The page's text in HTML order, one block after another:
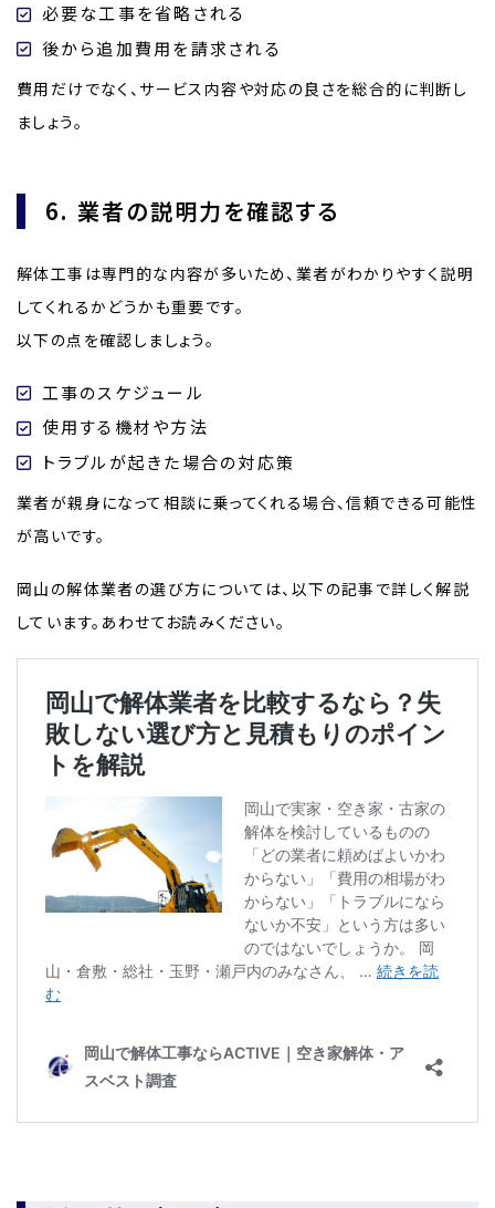
必要な工事を省略される
後から追加費用を請求される
費用だけでなく、サービス内容や対応の良さを総合的に判断し
ましょう。
6. 業者の説明力を確認する
解体工事は専門的な内容が多いため、業者がわかりやすく説明
してくれるかどうかも重要です。
以下の点を確認しましょう。
工事のスケジュール
使用する機材や方法
トラブルが起きた場合の対応策
業者が親身になって相談に乗ってくれる場合、信頼できる可能性
が高いです。
岡山の解体業者の選び方については、以下の記事で詳しく解説
しています。あわせてお読みください。